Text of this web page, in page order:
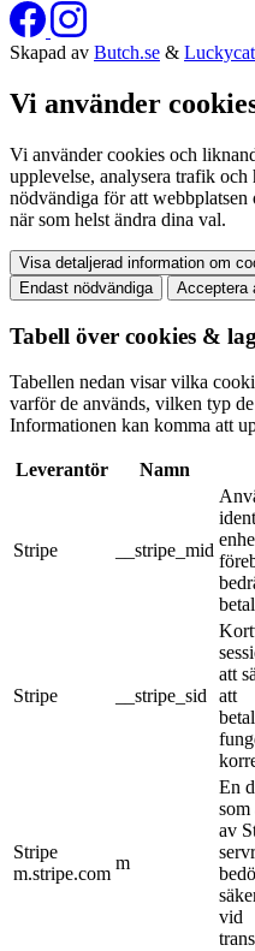
Skapad av Butch.se &
Vi använder
Vi använder cookies och
upplevelse, analysera trafik och
nödvändiga för att
när som helst ändra dina val.
Visa detaljerad information om
Endast nödvändiga
Acceptera
Tabell över cookies &
Tabellen nedan visar vilka
varför de används, vilken typ
Informationen kan komma att
Leverantör Namn
Stripe __stripe_mid
Stripe __stripe_sid
att
att
Stripe
m.stripe.com
m
En
som
av
vid